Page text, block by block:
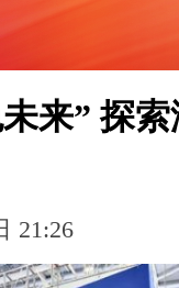
来” 探
21:26